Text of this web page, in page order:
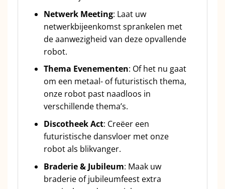
Netwerk Meeting: Laat uw
netwerkbijeenkomst sprankelen met
de aanwezigheid van deze opvallende
robot.
Thema Evenementen: Of het nu gaat
om een metaal- of futuristisch thema,
onze robot past naadloos in
verschillende thema’s.
Discotheek Act: Creëer een
futuristische dansvloer met onze
robot als blikvanger.
Braderie & Jubileum: Maak uw
braderie of jubileumfeest extra